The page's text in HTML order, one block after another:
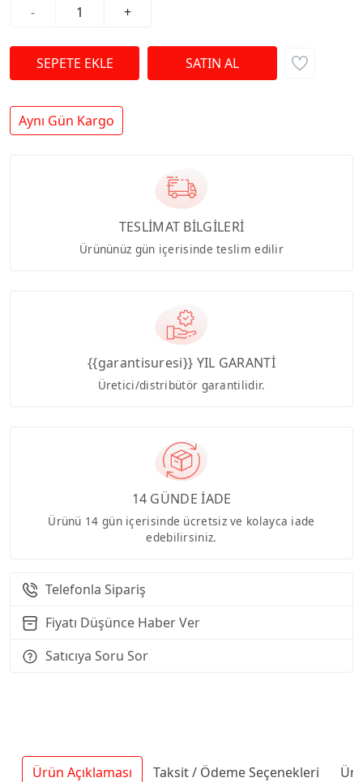
-
+
Aynı Gün Kargo
TESLİMAT BİLGİLERİ
Ürününüz gün içerisinde teslim edilir
{{garantisuresi}} YIL GARANTİ
Üretici/distribütör garantilidir.
14 GÜNDE İADE
Ürünü 14 gün içerisinde ücretsiz ve kolayca iade
edebilirsiniz.
Telefonla Sipariş
Fiyatı Düşünce Haber Ver
Satıcıya Soru Sor
Ürün Açıklaması Taksit / Ödeme Seçenekleri